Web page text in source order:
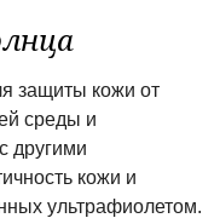
защиты кожи от
среды и
другими
кожи и
ультрафиолетом.